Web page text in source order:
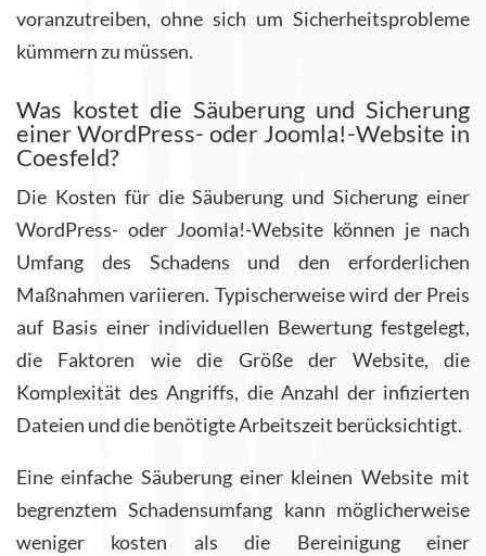
voranzutreiben, ohne sich um Sicherheitsprobleme
kümmern zu müssen.
Was kostet die Säuberung und Sicherung
einer WordPress- oder Joomla!-Website in
Coesfeld?
Die Kosten für die Säuberung und Sicherung einer
WordPress- oder Joomla!-Website können je nach
Umfang des Schadens und den erforderlichen
Maßnahmen variieren. Typischerweise wird der Preis
auf Basis einer individuellen Bewertung festgelegt,
die Faktoren wie die Größe der Website, die
Komplexität des Angriffs, die Anzahl der infizierten
Dateien und die benötigte Arbeitszeit berücksichtigt.
Eine einfache Säuberung einer kleinen Website mit
begrenztem Schadensumfang kann möglicherweise
weniger kosten als die Bereinigung einer